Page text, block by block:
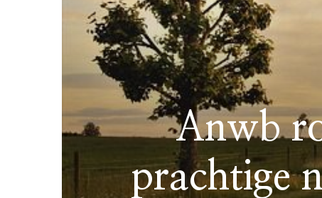
Anwb
prachtige